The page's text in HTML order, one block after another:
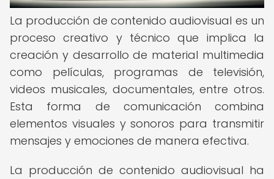
La producción de contenido audiovisual es un
proceso creativo y técnico que implica la
creación y desarrollo de material multimedia
como películas, programas de televisión,
videos musicales, documentales, entre otros.
Esta forma de comunicación combina
elementos visuales y sonoros para transmitir
mensajes y emociones de manera efectiva.
La producción de contenido audiovisual ha